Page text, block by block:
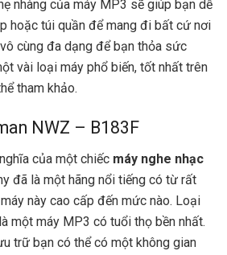
nhàng của máy MP3 sẽ giúp bạn dễ
hoặc túi quần để mang đi bất cứ nơi
cùng đa dạng để bạn thỏa sức
vài loại máy phổ biến, tốt nhất trên
tham khảo.
NWZ – B183F
của một chiếc máy nghe nhạc
đã là một hãng nổi tiếng có từ rất
này cao cấp đến mức nào. Loại
một máy MP3 có tuổi thọ bền nhất.
trữ bạn có thể có một không gian